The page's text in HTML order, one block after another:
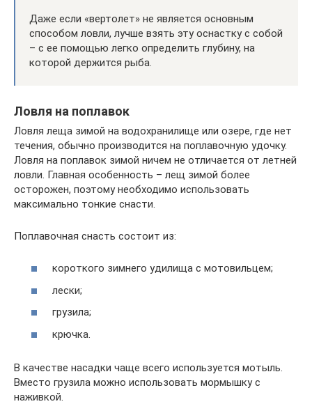
Даже если «вертолет» не является основным
способом ловли, лучше взять эту оснастку с собой
– с ее помощью легко определить глубину, на
которой держится рыба.
Ловля на поплавок
Ловля леща зимой на водохранилище или озере, где нет
течения, обычно производится на поплавочную удочку.
Ловля на поплавок зимой ничем не отличается от летней
ловли. Главная особенность – лещ зимой более
осторожен, поэтому необходимо использовать
максимально тонкие снасти.
Поплавочная снасть состоит из:
короткого зимнего удилища с мотовильцем;
лески;
грузила;
крючка.
В качестве насадки чаще всего используется мотыль.
Вместо грузила можно использовать мормышку с
наживкой.